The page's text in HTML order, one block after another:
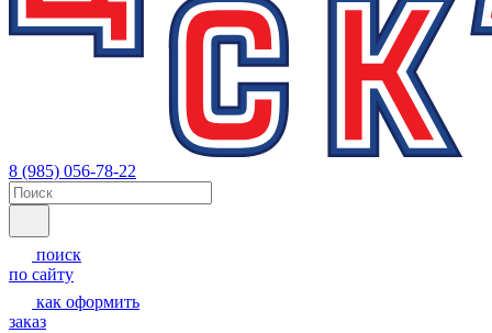
8 (985) 056-78-22
поиск
по сайту
как оформить
заказ